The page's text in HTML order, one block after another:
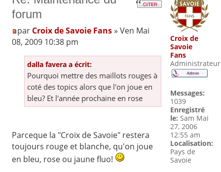
forum
par Croix de Savoie Fans» Ven Mai
08, 2009 10:38 pm
dalla favera a écrit:
Pourquoi mettre des maillots rouges à
coté des topics alors que l'on joue en
bleu? Et l'année prochaine en rose
Parceque la "Croix de Savoie" restera
toujours rouge et blanche, qu'on joue
en bleu, rose ou jaune fluo!
Croix de
Savoie
Fans
Administrateur
Messages:
1039
Enregistré
le: Sam Mai
27, 2006
12:55 am
Localisation:
Pays de
Savoie